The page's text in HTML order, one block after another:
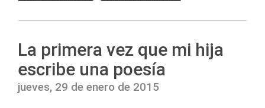
La primera vez que mi hija
escribe una poesía
jueves, 29 de enero de 2015